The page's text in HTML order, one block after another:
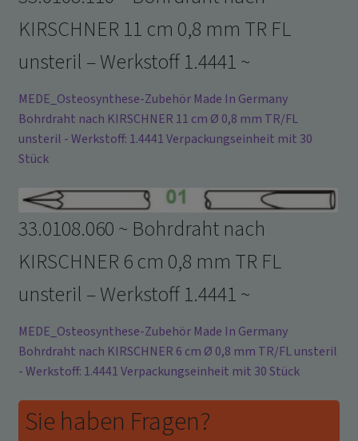
KIRSCHNER 11 cm 0,8 mm TR FL
unsteril – Werkstoff 1.4441 ~
MEDE_Osteosynthese-Zubehör Made In Germany
Bohrdraht nach KIRSCHNER 11 cm Ø 0,8 mm TR/FL
unsteril - Werkstoff: 1.4441 Verpackungseinheit mit 30
Stück
33.0108.060 ~ Bohrdraht nach
KIRSCHNER 6 cm 0,8 mm TR FL
unsteril – Werkstoff 1.4441 ~
MEDE_Osteosynthese-Zubehör Made In Germany
Bohrdraht nach KIRSCHNER 6 cm Ø 0,8 mm TR/FL unsteril
- Werkstoff: 1.4441 Verpackungseinheit mit 30 Stück
Sie haben Fragen?